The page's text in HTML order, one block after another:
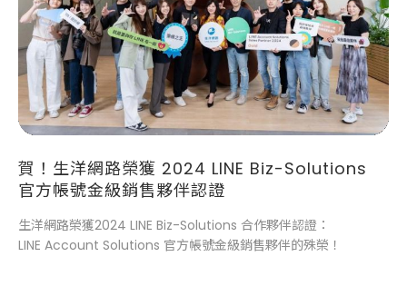
賀！生洋網路榮獲 2024 LINE Biz-Solutions
官方帳號金級銷售夥伴認證
生洋網路榮獲2024 LINE Biz-Solutions 合作夥伴認證：
LINE Account Solutions 官方帳號金級銷售夥伴的殊榮！